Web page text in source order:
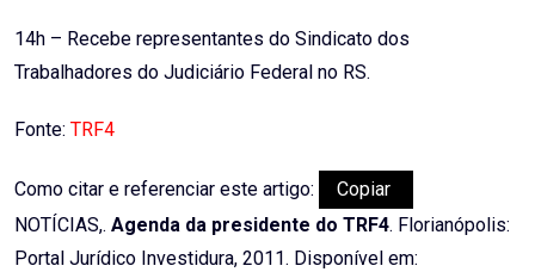
Email
14h – Recebe representantes do Sindicato dos
Trabalhadores do Judiciário Federal no RS.
Fonte: TRF4
Como citar e referenciar este artigo:
Copiar
NOTÍCIAS,. Agenda da presidente do TRF4. Florianópolis:
Portal Jurídico Investidura, 2011. Disponível em: